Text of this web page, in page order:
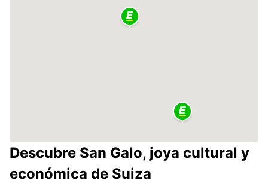
Descubre San Galo, joya cultural y
económica de Suiza